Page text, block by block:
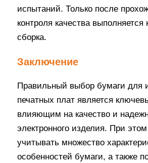
испытаний. Только после
контроля качества выполняется
сборка.
Заключение
Правильный выбор бумаги для
печатных плат является
влияющим на качество и
электронного изделия. При
учитывать множество
особенностей бумаги, а также